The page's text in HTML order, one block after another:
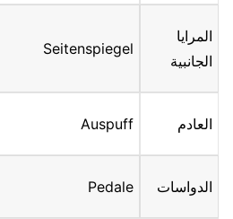
المرايا
الجانبية
Seitenspiegel
العادم Auspuff
الدواسات Pedale